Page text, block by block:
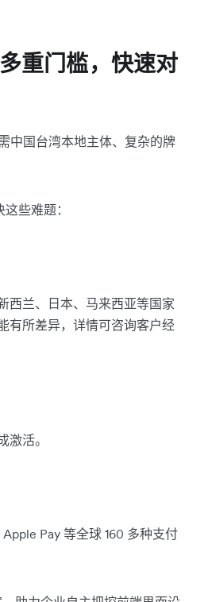
重门槛，快速对
中国台湾本地主体、复杂的牌
些难题：
西兰、日本、马来西亚等国家
有所差异，详情可咨询客户经
活。
Pay 等全球 160 多种支付